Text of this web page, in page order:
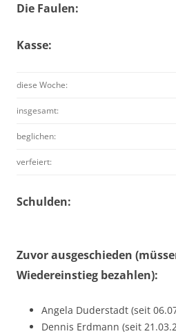
Die Faulen:
Kasse:
diese Woche:
insgesamt:
beglichen:
verfeiert:
Schulden:
Zuvor ausgeschieden
Wiedereinstieg bezahlen):
Angela Duderstadt (seit
Dennis Erdmann (seit